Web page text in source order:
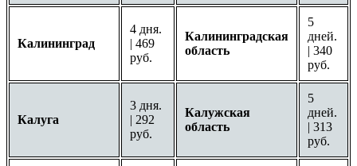
Калининград
4 дня.
| 469
руб.
Калининградская
область
5
дней.
| 340
руб.
Калуга
3 дня.
| 292
руб.
Калужская
область
5
дней.
| 313
руб.